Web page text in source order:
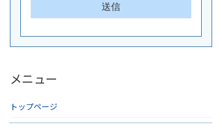
メニュー
トップページ